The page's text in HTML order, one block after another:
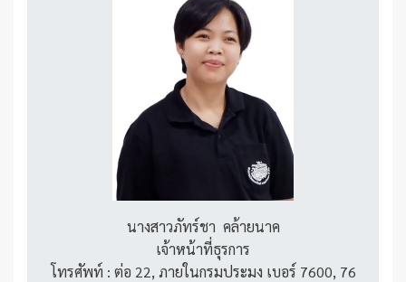
นางสาวภัทร์ชา คล้ายนาค
เจ้าหน้าที่ธุรการ
โทรศัพท์ : ต่อ 22, ภายในกรมประมง เบอร์ 7600, 76